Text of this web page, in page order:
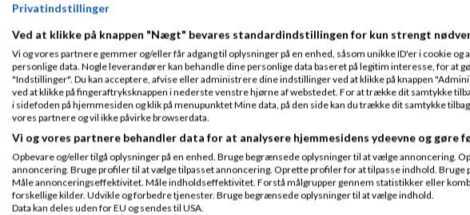
Jeg tror ikke det er noget der kan
givet lige smække det i en excel
venligst John H
6 stærke Ivæksætterbøger - e-bøger/paperbacks -
Intro til regnskab - og Fradrag - e-bøger letlæsteI
Min gratis blogwww.johnhannover.com
Tilmeldt 14. Jan
08
Indlæg ialt:
102
Maria F Skrevet20-11-2013kl. 10:34
Tænker du på at du vil have en
avance ? Så kan du tage timelønnen og
Privatindstillinger
Ved at klikke på knappen "Nægt" bevares standardindstillingen for kun strengt
Vi og vores partnere gemmer og/eller får adgang til oplysninger på en enhed, såsom unikke ID'er i cookie
personlige data. Nogle leverandører kan behandle dine personlige data baseret på legitim interesse, for at
"Indstillinger". Du kan acceptere, afvise eller administrere dine indstillinger ved at klikke på knappen
ved at klikke på fingeraftryksknappen i nederste venstre hjørne af webstedet. For at trække dit samtykke
i sidefoden på hjemmesiden og klik på menupunktet Mine data, på den side kan du trække dit samtykke
vores partnere og vil ikke påvirke browserdata.
Vi og vores partnere behandler data for at analysere hjemmesidens ydeevne og gøre
Opbevare og/eller tilgå oplysninger på en enhed. Bruge begrænsede oplysninger til at vælge annoncering.
annoncering. Bruge profiler til at vælge tilpasset annoncering. Oprette profiler for at tilpasse indhold.
Måle annonceringseffektivitet. Måle indholdseffektivitet. Forstå målgrupper gennem statistikker eller
forskellige kilder. Udvikle og forbedre tjenester. Bruge begrænsede oplysninger til at vælge indhold.
Data kan deles uden for EU og sendes til USA.